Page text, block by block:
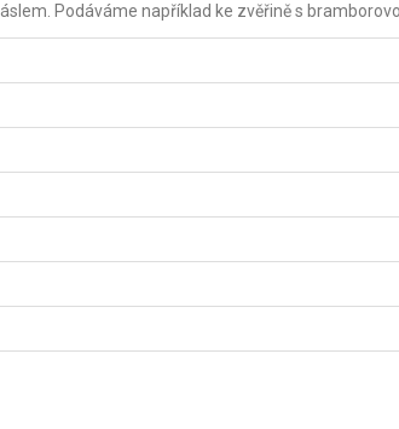
Podáváme například ke zvěřině s